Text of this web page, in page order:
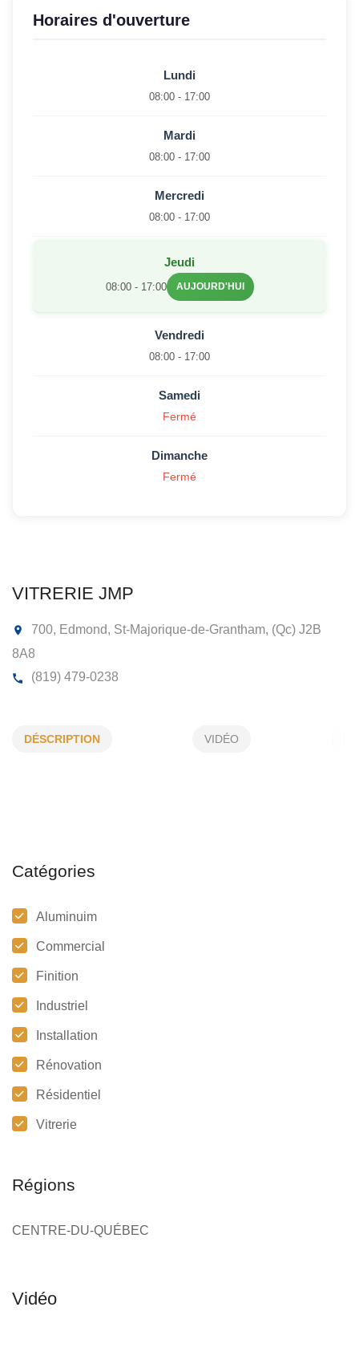
DÉSCRIPTION VIDÉO
Catégories
Aluminuim
Commercial
Finition
Industriel
Installation
Rénovation
Résidentiel
Vitrerie
Régions
CENTRE-DU-QUÉBEC
Horaires d'ouverture
Lundi
08:00 - 17:00
Mardi
08:00 - 17:00
Mercredi
08:00 - 17:00
Jeudi
08:00 - 17:00 AUJOURD'HUI
Vendredi
08:00 - 17:00
Samedi
Fermé
Dimanche
Fermé